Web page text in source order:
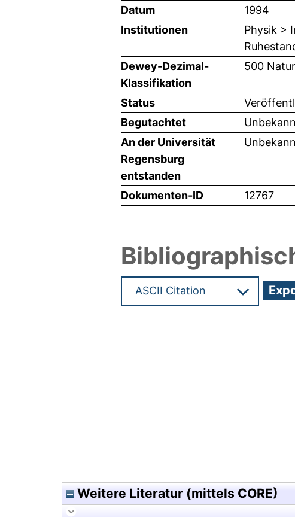
Datum
1994
Institutionen
Physik >
Dewey-Dezimal-
Klassifikation
500
Status
Begutachtet
An der Universität
Regensburg
entstanden
Dokumenten-ID 12767
Weitere Literatur (mittels CORE)